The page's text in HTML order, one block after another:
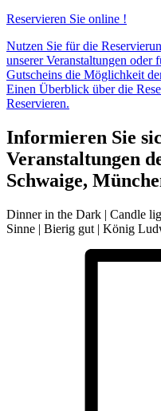
Reservieren Sie online !
Nutzen Sie für die
unserer Veranstaltungen oder
Gutscheins die Möglichkeit
Einen Überblick über die
Reservieren.
Informieren Sie
Veranstaltungen
Schwaige,
Dinner in the Dark | Candle
Sinne | Bierig gut | König